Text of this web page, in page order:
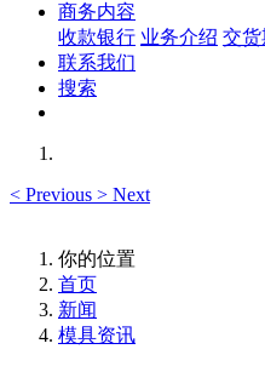
商务内容
收款银行 业务介绍 交货
联系我们
搜索
< Previous > Next
你的位置
首页
新闻
模具资讯